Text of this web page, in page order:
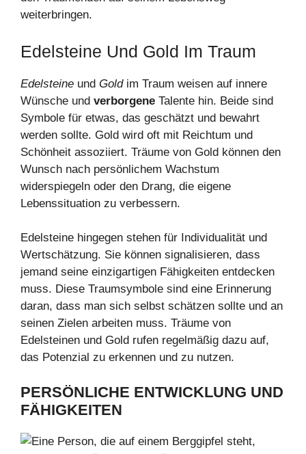
weiterbringen.
Edelsteine Und Gold Im Traum
Edelsteine und Goldim Traum weisen auf innere
Wünsche und verborgene Talente hin. Beide sind
Symbole für etwas, das geschätzt und bewahrt
werden sollte. Gold wird oft mit Reichtum und
Schönheit assoziiert. Träume von Gold können den
Wunsch nach persönlichem Wachstum
widerspiegeln oder den Drang, die eigene
Lebenssituation zu verbessern.
Edelsteine hingegen stehen für Individualität und
Wertschätzung. Sie können signalisieren, dass
jemand seine einzigartigen Fähigkeiten entdecken
muss. Diese Traumsymbole sind eine Erinnerung
daran, dass man sich selbst schätzen sollte und an
seinen Zielen arbeiten muss. Träume von
Edelsteinen und Gold rufen regelmäßig dazu auf,
das Potenzial zu erkennen und zu nutzen.
PERSÖNLICHE ENTWICKLUNG UND
FÄHIGKEITEN